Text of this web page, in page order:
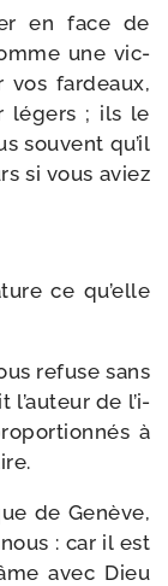
en face de
une vic­
vos far­deaux,
légers ; ils le
sou­vent qu’il
si vous aviez
ce qu’elle
refuse sans
l’au­teur de l’i­
à
de Genève,
: car il est
avec Dieu